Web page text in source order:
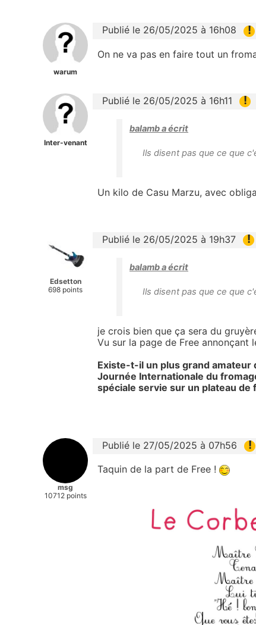
warum
Publié le 26/05/2025 à 16h08 !
On ne va pas en faire tout un
Inter-venant
Publié le 26/05/2025 à 16h11 !
balamb a écrit
Ils disent pas que ce que
Un kilo de Casu Marzu, avec
Edsetton
698 points
Publié le 26/05/2025 à 19h37 !
balamb a écrit
Ils disent pas que ce que
je crois bien que ça sera du
Vu sur la page de Free annonçant
Existe-t-il un plus grand
Journée Internationale du
spéciale servie sur un plateau de
msg
10712 points
Publié le 27/05/2025 à 07h56 !
Taquin de la part de Free !